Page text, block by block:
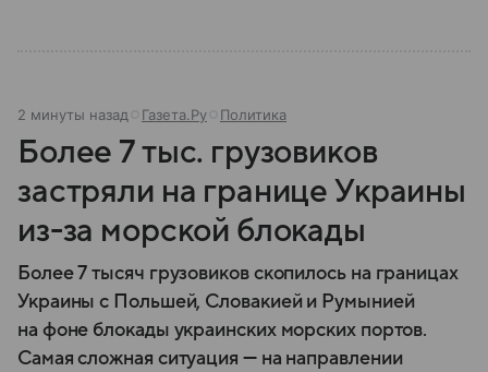
2 минуты назад Газета.Ру Политика
Более 7 тыс. грузовиков
застряли на границе Украины
из-за морской блокады
Более 7 тысяч грузовиков скопилось на границах
Украины с Польшей, Словакией и Румынией
на фоне блокады украинских морских портов.
Самая сложная ситуация — на направлении